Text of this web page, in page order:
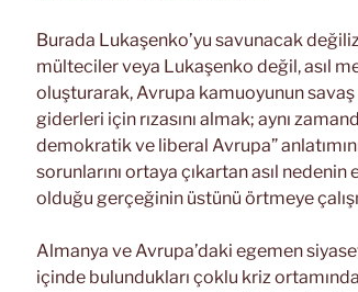
Burada Lukaşenko’yu savunacak
mülteciler veya Lukaşenko değil, asıl
oluşturarak, Avrupa kamuoyunun
giderleri için rızasını almak; aynı
demokratik ve liberal Avrupa”
sorunlarını ortaya çıkartan asıl nedenin
olduğu gerçeğinin üstünü örtmeye
Almanya ve Avrupa’daki egemen
içinde bulundukları çoklu kriz